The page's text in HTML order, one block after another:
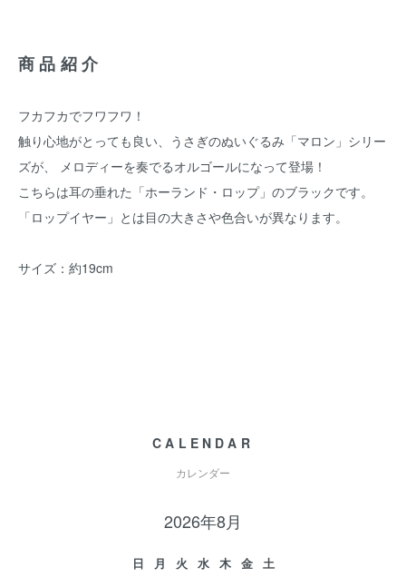
商品紹介
フカフカでフワフワ！
触り心地がとっても良い、うさぎのぬいぐるみ「マロン」シリー
ズが、 メロディーを奏でるオルゴールになって登場！
こちらは耳の垂れた「ホーランド・ロップ」のブラックです。
「ロップイヤー」とは目の大きさや色合いが異なります。
サイズ：約19cm
CALENDAR
カレンダー
2026年8月
日 月 火 水 木 金
土